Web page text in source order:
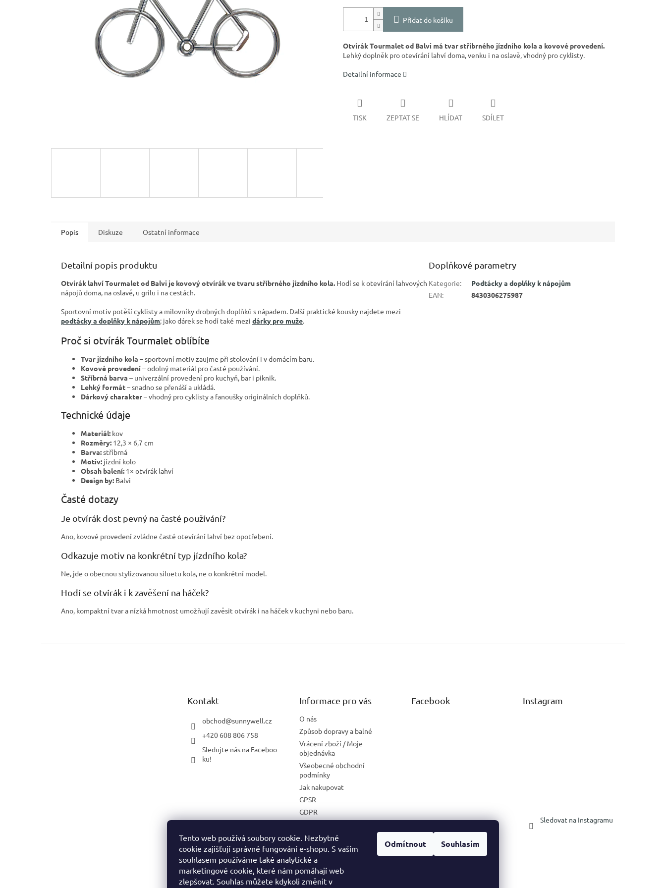
Tento web používá soubory cookie. Nezbytné
cookie zajišťují správné fungování e-shopu. S vaším
souhlasem používáme také analytické a
marketingové cookie, které nám pomáhají web
zlepšovat. Souhlas můžete kdykoli změnit v
Odmítnout Souhlasím
Přidat do košíku
Otvírák Tourmalet od Balvi má tvar stříbrného jízdního kola a kovové provedení.
Lehký doplněk pro otevírání lahví doma, venku i na oslavě, vhodný pro cyklisty.
Detailní informace
TISK ZEPTAT SE HLÍDAT SDÍLET
Popis Diskuze Ostatní informace
Detailní popis produktu
Otvírák lahví Tourmalet od Balvi je kovový otvírák ve tvaru stříbrného jízdního kola. Hodí se k otevírání lahvových
nápojů doma, na oslavě, u grilu i na cestách.
Sportovní motiv potěší cyklisty a milovníky drobných doplňků s nápadem. Další praktické kousky najdete mezi
podtácky a doplňky k nápojům; jako dárek se hodí také mezi dárky pro muže.
Proč si otvírák Tourmalet oblíbíte
Tvar jízdního kola – sportovní motiv zaujme při stolování i v domácím baru.
Kovové provedení– odolný materiál pro časté používání.
Stříbrná barva – univerzální provedení pro kuchyň, bar i piknik.
Lehký formát– snadno se přenáší a ukládá.
Dárkový charakter– vhodný pro cyklisty a fanoušky originálních doplňků.
Technické údaje
Materiál: kov
Rozměry: 12,3 × 6,7 cm
Barva:stříbrná
Motiv: jízdní kolo
Obsah balení: 1× otvírák lahví
Design by: Balvi
Časté dotazy
Je otvírák dost pevný na časté používání?
Ano, kovové provedení zvládne časté otevírání lahví bez opotřebení.
Odkazuje motiv na konkrétní typ jízdního kola?
Ne, jde o obecnou stylizovanou siluetu kola, ne o konkrétní model.
Hodí se otvírák i k zavěšení na háček?
Ano, kompaktní tvar a nízká hmotnost umožňují zavěsit otvírák i na háček v kuchyni nebo baru.
Doplňkové parametry
Kategorie:
Podtácky a doplňky k nápojům
EAN: 8430306275987
Kontakt
obchod@sunnywell.cz
+420 608 806 758
Sledujte nás na Faceboo
ku!
Informace pro vás
O nás
Způsob dopravy a balné
Vrácení zboží / Moje
objednávka
Všeobecné obchodní
podmínky
Jak nakupovat
GPSR
GDPR
Velkoobchodní spolupráce
Facebook Instagram
Sledovat na Instagramu
MEDIA KIT